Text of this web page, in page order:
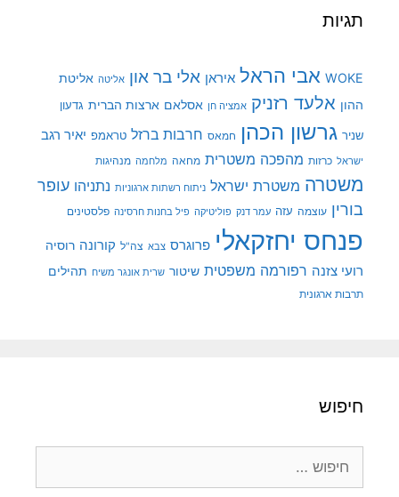
תגיות
WOKE אבי הראל איראן אלי בר און אליטה אליטת
ההון אלעד רזניק אמציה חן אסלאם ארצות הברית גדעון
שניר גרשון הכהן חמאס חרבות ברזל טראמפ יאיר רגב
ישראל כרזות מהפכה משטרית מחאה מלחמה מנהיגות
משטרה משטרת ישראל ניתוח רשתות ארגוניות נתניהו עופר
בורין עוצמה עזה עמר דנק פוליטיקה פיל בחנות חרסינה פלסטינים
פנחס יחזקאלי פרוגרס צבא צה"ל קורונה רוסיה
רועי צזנה רפורמה משפטית שיטור שרית אונגר משיח תהילים
תרבות ארגונית
חיפוש